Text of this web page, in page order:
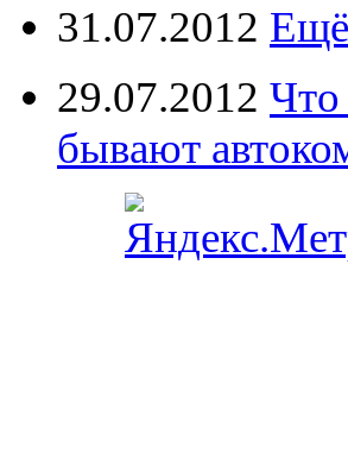
31.07.2012
29.07.2012 Что
бывают